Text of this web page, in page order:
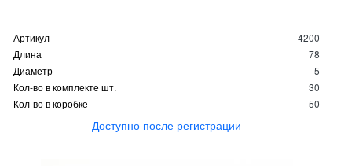
Артикул
4200
Длина
78
Диаметр
5
Кол-во в комплекте шт.
30
Кол-во в коробке
50
Доступно после регистрации